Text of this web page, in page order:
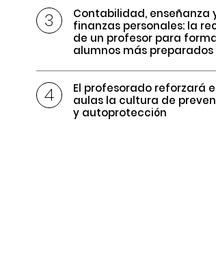
Contabilidad, enseñanza
finanzas personales: la
de un profesor para
alumnos más preparados
El profesorado reforzará
aulas la cultura de
y autoprotección